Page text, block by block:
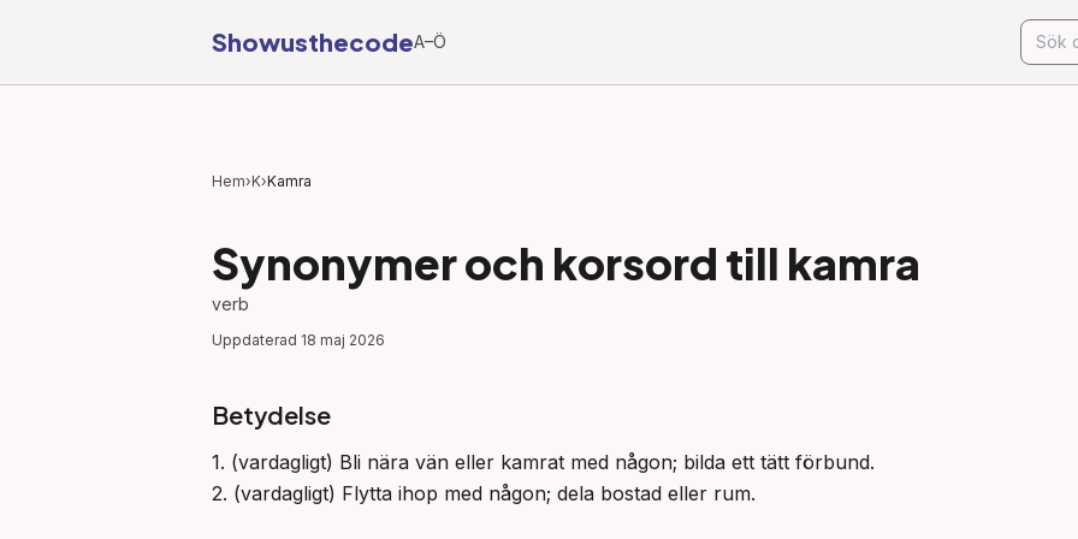
ShowusthecodeA–Ö
Hem›K›Kamra
Synonymer och korsord till kamra
verb
Uppdaterad 18 maj 2026
Betydelse
1. (vardagligt) Bli nära vän eller kamrat med någon; bilda ett tätt förbund.
2. (vardagligt) Flytta ihop med någon; dela bostad eller rum.